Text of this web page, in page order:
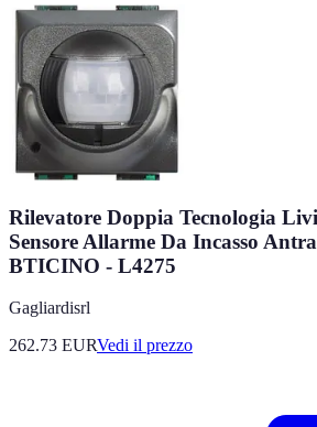
Rilevatore Doppia Tecnologia
Sensore Allarme Da Incasso
BTICINO - L4275
Gagliardisrl
262.73 EURVedi il prezzo